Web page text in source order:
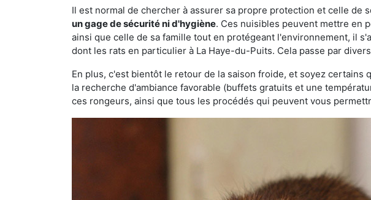
Il est normal de chercher à assurer sa propre protection et celle de
un gage de sécurité ni d'hygiène. Ces nuisibles peuvent mettre en
ainsi que celle de sa famille tout en protégeant l'environnement, il
dont les rats en particulier à La Haye-du-Puits. Cela passe par
En plus, c'est bientôt le retour de la saison froide, et soyez
la recherche d'ambiance favorable (buffets gratuits et une
ces rongeurs, ainsi que tous les procédés qui peuvent vous